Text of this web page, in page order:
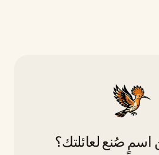
اسمٍ صُنع لعائلتك؟